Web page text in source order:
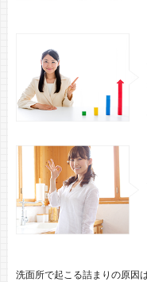
洗面所で起こる詰まりの原因